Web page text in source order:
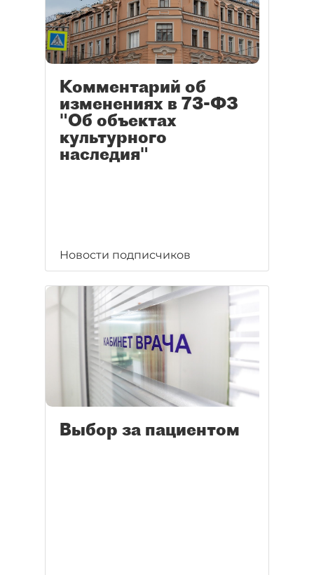
Комментарий об
изменениях в 73-ФЗ
"Об объектах
культурного
наследия"
Новости подписчиков
Выбор за пациентом